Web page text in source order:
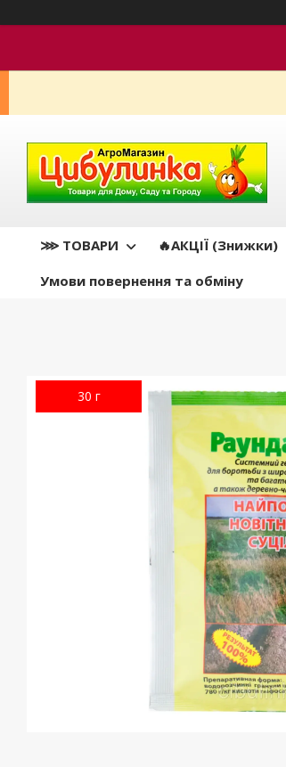
⋙ ТОВАРИ 🔥АКЦІЇ (Знижки)
Умови повернення та обміну
30 г